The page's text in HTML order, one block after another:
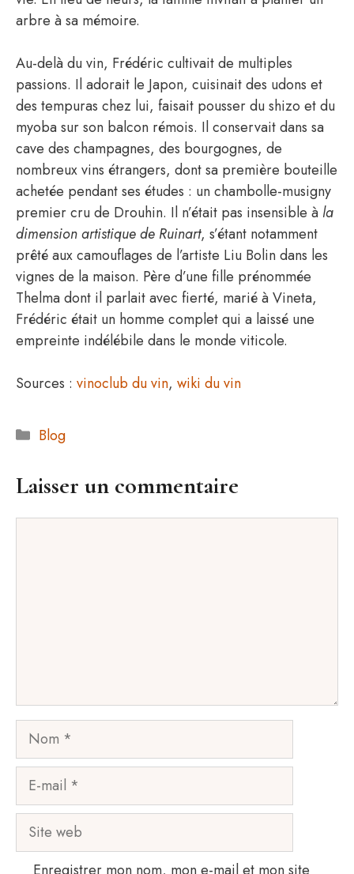
arbre à sa mémoire.
Au-delà du vin, Frédéric cultivait de multiples
passions. Il adorait le Japon, cuisinait des udons et
des tempuras chez lui, faisait pousser du shizo et du
myoba sur son balcon rémois. Il conservait dans sa
cave des champagnes, des bourgognes, de
nombreux vins étrangers, dont sa première bouteille
achetée pendant ses études : un chambolle-musigny
premier cru de Drouhin. Il n’était pas insensible à la
dimension artistique de Ruinart, s’étant notamment
prêté aux camouflages de l’artiste Liu Bolin dans les
vignes de la maison. Père d’une fille prénommée
Thelma dont il parlait avec fierté, marié à Vineta,
Frédéric était un homme complet qui a laissé une
empreinte indélébile dans le monde viticole.
Sources : vinoclub du vin, wiki du vin
Catégories
Blog
Laisser un commentaire
Nom
mail
Site
web